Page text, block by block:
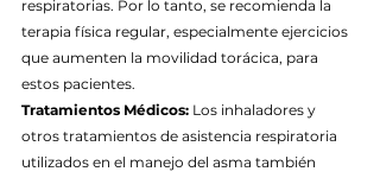
respiratorias. Por lo tanto, se recomienda la
terapia física regular, especialmente ejercicios
que aumenten la movilidad torácica, para
estos pacientes.
Tratamientos Médicos: Los inhaladores y
otros tratamientos de asistencia respiratoria
utilizados en el manejo del asma también